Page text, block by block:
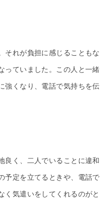
それが負担に感じることもな
っていました。この人と一緒
強くなり、電話で気持ちを伝
良く、二人でいることに違和
予定を立てるときや、電話で
く気遣いをしてくれるのがと